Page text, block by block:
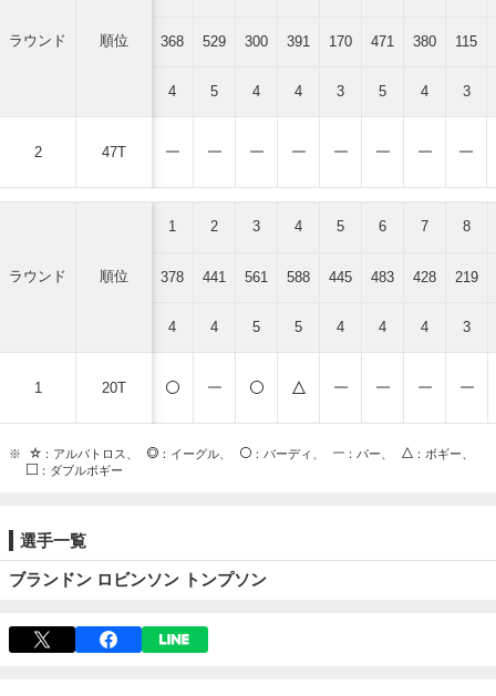
ラウンド 順位
2 47T
368 529 300 391 170 471 380 115
4 5 4 4 3 5 4 3
ラウンド 順位
1 20T
1 2 3 4 5 6 7 8
378 441 561 588 445 483 428 219
4 4 5 5 4 4 4 3
※ ：アルバトロス、 ：イーグル、 ：バーディ、 ：パー、
：ボギー、
：ダブルボギー
選手一覧
ブランドン ロビンソン トンプソン